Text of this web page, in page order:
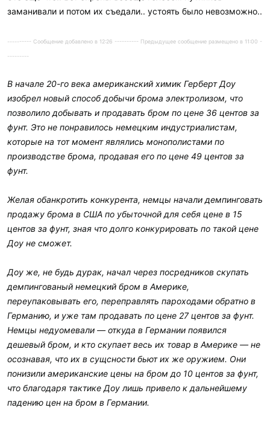
заманивали и потом их съедали.. устоять было невозможно..
---------- Сообщение добавлено в 12:26 ---------- Предыдущее сообщение размещено в 11:00 -
---------
В начале 20-го века американский химик Герберт Доу
изобрел новый способ добычи брома электролизом, что
позволило добывать и продавать бром по цене 36 центов за
фунт. Это не понравилось немецким индустриалистам,
которые на тот момент являлись монополистами по
производстве брома, продавая его по цене 49 центов за
фунт.
Желая обанкротить конкурента, немцы начали демпинговать
продажу брома в США по убыточной для себя цене в 15
центов за фунт, зная что долго конкурировать по такой цене
Доу не сможет.
Доу же, не будь дурак, начал через посредников скупать
демпингованый немецкий бром в Америке,
переупаковывать его, переправлять пароходами обратно в
Германию, и уже там продавать по цене 27 центов за фунт.
Немцы недуомевали — откуда в Германии появился
дешевый бром, и кто скупает весь их товар в Америке — не
осознавая, что их в сущсности бьют их же оружием. Они
понизили американские цены на бром до 10 центов за фунт,
что благодаря тактике Доу лишь привело к дальнейшему
падению цен на бром в Германии.